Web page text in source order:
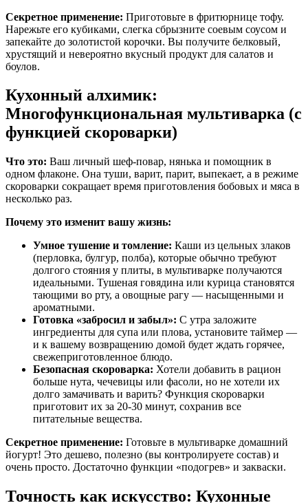
Секретное применение: Приготовьте в фритюрнице тофу.
Нарежьте его кубиками, слегка сбрызните соевым соусом и
запекайте до золотистой корочки. Вы получите белковый,
хрустящий и невероятно вкусный продукт для салатов и
боулов.
Кухонный алхимик:
Многофункциональная мультиварка (с
функцией скороварки)
Что это: Ваш личный шеф-повар, нянька и помощник в
одном флаконе. Она туши, варит, парит, выпекает, а в режиме
скороварки сокращает время приготовления бобовых и мяса в
несколько раз.
Почему это изменит вашу жизнь:
Умное тушение и томление: Каши из цельных злаков
(перловка, булгур, полба), которые обычно требуют
долгого стояния у плиты, в мультиварке получаются
идеальными. Тушеная говядина или курица становятся
тающими во рту, а овощные рагу — насыщенными и
ароматными.
Готовка «забросил и забыл»: С утра заложите
ингредиенты для супа или плова, установите таймер —
и к вашему возвращению домой будет ждать горячее,
свежеприготовленное блюдо.
Безопасная скороварка: Хотели добавить в рацион
больше нута, чечевицы или фасоли, но не хотели их
долго замачивать и варить? Функция скороварки
приготовит их за 20-30 минут, сохранив все
питательные вещества.
Секретное применение: Готовьте в мультиварке домашний
йогурт! Это дешево, полезно (вы контролируете состав) и
очень просто. Достаточно функции «подогрев» и закваски.
Точность как искусство: Кухонные